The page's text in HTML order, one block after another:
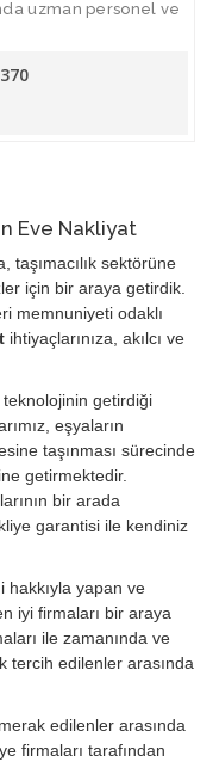
uzman personel ve
Eve Nakliyat
taşımacılık sektörüne
için bir araya getirdik.
memnuniyeti odaklı
ihtiyaçlarınıza, akılcı ve
getirdiği
eşyaların
taşınması sürecinde
getirmektedir.
bir arada
garantisi ile kendiniz
hakkıyla yapan ve
iyi firmaları bir araya
ile zamanında ve
tercih edilenler arasında
edilenler arasında
firmaları tarafından